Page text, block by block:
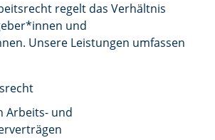
regelt das Verhältnis
und
Unsere Leistungen umfassen
Arbeits- und